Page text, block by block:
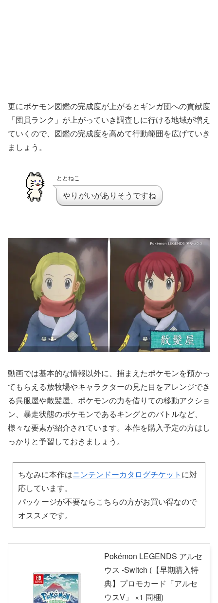
更にポケモン図鑑の完成度が上がるとギンガ団への貢献度
「団員ランク」が上がっていき調査しに行ける地域が増え
ていくので、図鑑の完成度を高めて行動範囲を広げていき
ましょう。
ととねこ
やりがいがありそうですね
動画では基本的な情報以外に、捕まえたポケモンを預かっ
てもらえる放牧場やキャラクターの見た目をアレンジでき
る呉服屋や散髪屋、ポケモンの力を借りての移動アクショ
ン、暴走状態のポケモンであるキングとのバトルなど、
様々な要素が紹介されています。本作を購入予定の方はし
っかりと予習しておきましょう。
ちなみに本作はニンテンドーカタログチケット に対
応しています。
パッケージが不要ならこちらの方がお買い得なので
オススメです。
Pokémon LEGENDS アルセ
ウス -Switch (【早期購入特
典】プロモカード「アルセ
ウスV」 ×1 同梱)